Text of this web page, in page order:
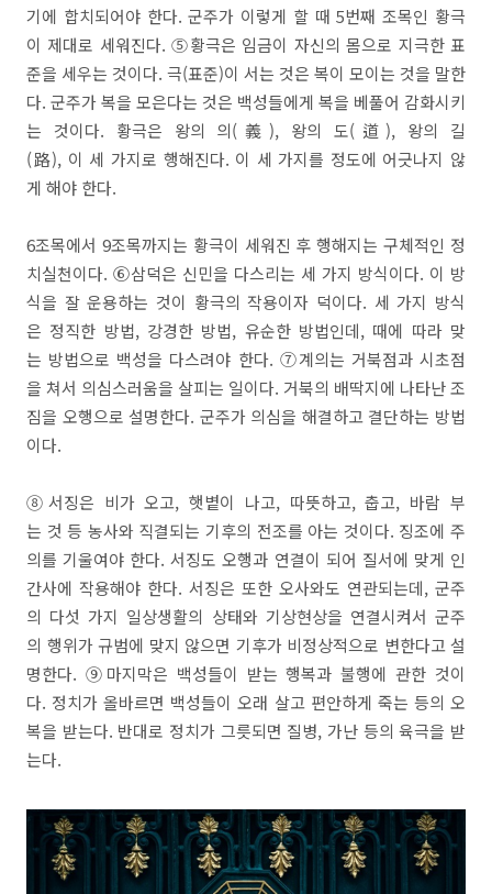
기에 합치되어야 한다. 군주가 이렇게 할 때 5번째 조목인 황극
이 제대로 세워진다. ⑤황극은 임금이 자신의 몸으로 지극한 표
준을 세우는 것이다. 극(표준)이 서는 것은 복이 모이는 것을 말한
다. 군주가 복을 모은다는 것은 백성들에게 복을 베풀어 감화시키
는 것이다. 황극은 왕의 의(義), 왕의 도(道), 왕의 길
(路), 이 세 가지로 행해진다. 이 세 가지를 정도에 어긋나지 않
게 해야 한다.
6조목에서 9조목까지는 황극이 세워진 후 행해지는 구체적인 정
치실천이다. ⑥삼덕은 신민을 다스리는 세 가지 방식이다. 이 방
식을 잘 운용하는 것이 황극의 작용이자 덕이다. 세 가지 방식
은 정직한 방법, 강경한 방법, 유순한 방법인데, 때에 따라 맞
는 방법으로 백성을 다스려야 한다. ⑦계의는 거북점과 시초점
을 쳐서 의심스러움을 살피는 일이다. 거북의 배딱지에 나타난 조
짐을 오행으로 설명한다. 군주가 의심을 해결하고 결단하는 방법
이다.
⑧서징은 비가 오고, 햇볕이 나고, 따뜻하고, 춥고, 바람 부
는 것 등 농사와 직결되는 기후의 전조를 아는 것이다. 징조에 주
의를 기울여야 한다. 서징도 오행과 연결이 되어 질서에 맞게 인
간사에 작용해야 한다. 서징은 또한 오사와도 연관되는데, 군주
의 다섯 가지 일상생활의 상태와 기상현상을 연결시켜서 군주
의 행위가 규범에 맞지 않으면 기후가 비정상적으로 변한다고 설
명한다. ⑨마지막은 백성들이 받는 행복과 불행에 관한 것이
다. 정치가 올바르면 백성들이 오래 살고 편안하게 죽는 등의 오
복을 받는다. 반대로 정치가 그릇되면 질병, 가난 등의 육극을 받
는다.